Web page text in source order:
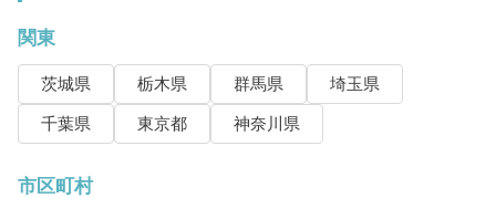
関東
茨城県 栃木県 群馬県
埼玉県
千葉県
東京都 神奈川県
市区町村